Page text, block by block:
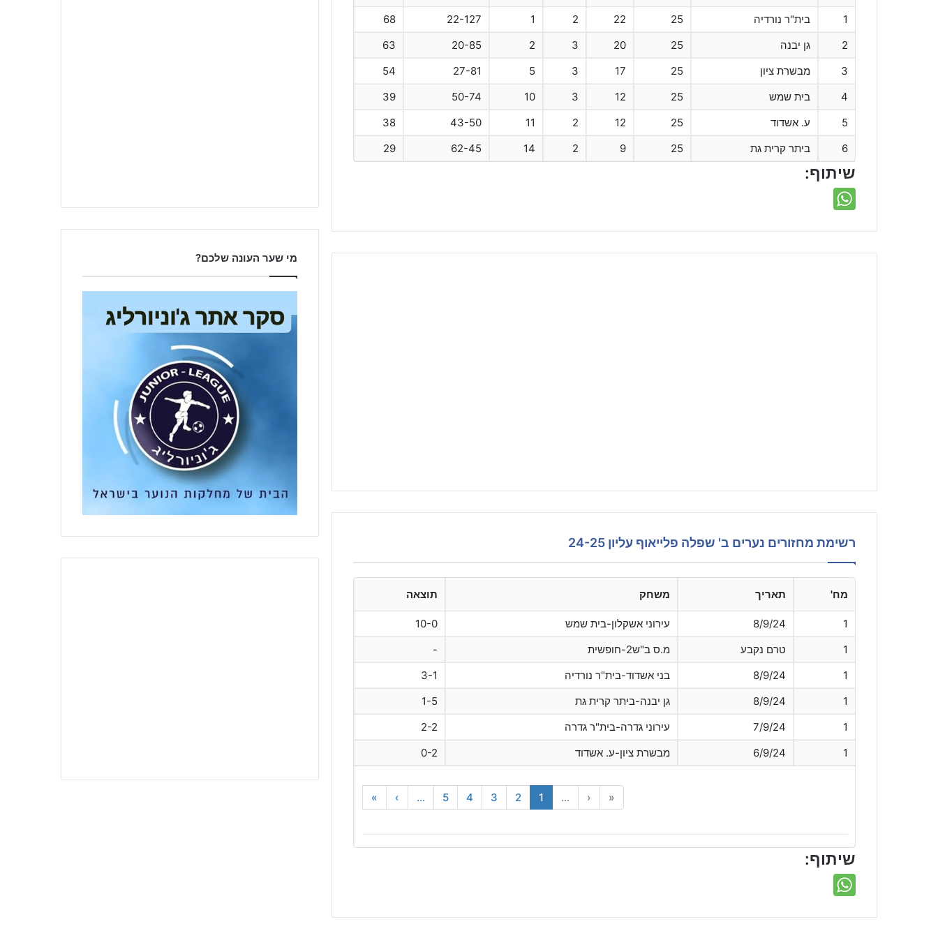
1 בית"ר נורדיה 25
22
2
1
22-127
68
2
גן יבנה 25
20
3
2
20-85
63
3
מבשרת ציון 25
17
3
5
27-81
54
4
בית שמש 25
12
3
10
50-74
39
5
ע. אשדוד 25
12
2
11
43-50
38
6
ביתר קרית גת 25
9
2
14
62-45
29
שיתוף:
רשימת מחזורים נערים ב' שפלה פלייאוף עליון 24-25
מח' תאריך משחק תוצאה
1
8/9/24 עירוני אשקלון-בית שמש
10-0
1
טרם נקבע מ.ס ב"ש2-חופשית
-
1
8/9/24 בני אשדוד-בית"ר נורדיה
3-1
1
8/9/24 גן יבנה-ביתר קרית גת
1-5
1
7/9/24 עירוני גדרה-בית"ר גדרה
2-2
1
6/9/24 מבשרת ציון-ע. אשדוד 0-2
«
‹
...
1
2
3
4
5
...
›
»
שיתוף:
מי שער העונה שלכם?